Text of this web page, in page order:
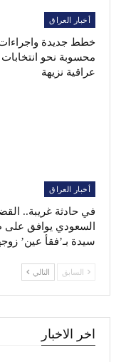
أخبار العراق
خطط جديدة
محسوبة نحو انتخابات
عراقية نزيهة
أخبار العراق
في حادثة غريبة..
السعودي يوافق
سيدة بـ’فقأ عين’
السابق التالي
اخر الاخبار